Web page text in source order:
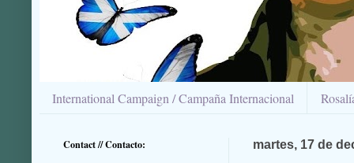
International Campaign / Campaña Internacional
martes, 17 de
Contact // Contacto: